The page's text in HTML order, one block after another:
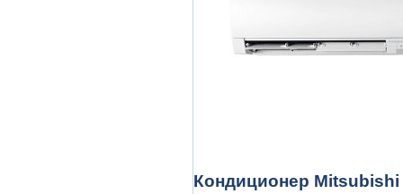
Кондиционер